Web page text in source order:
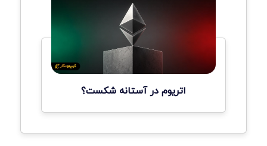
اتریوم در آستانه شکست؟